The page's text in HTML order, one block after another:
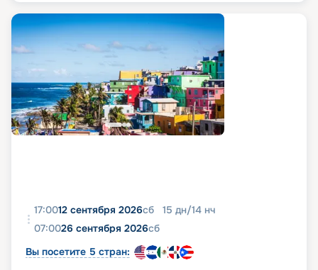
17:0012 сентября 2026сб 15 дн/14 нч
07:0026 сентября 2026сб
Вы посетите 5 стран: